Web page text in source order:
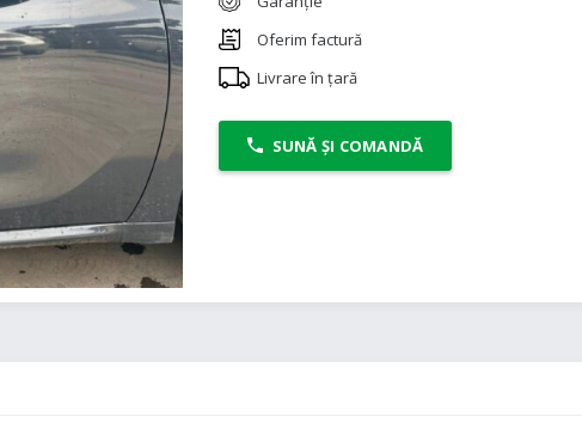
Oferim factură
Livrare în țară
SUNĂ ȘI COMANDĂ